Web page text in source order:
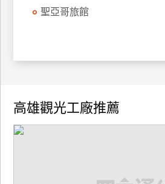
聖亞哥旅館
高雄觀光工廠推薦